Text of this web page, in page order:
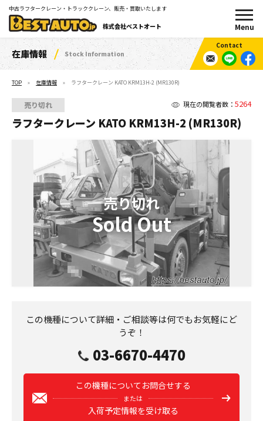
中古ラフタークレーン・トラッククレーン、販売・買取いたします
株式会社ベストオート
在庫情報 Stock Information
TOP 在庫情報 ラフタークレーン KATO KRM13H-2 (MR130R)
現在の閲覧者数： 5264
売り切れ
ラフタークレーン KATO KRM13H-2 (MR130R)
この機種について詳細・ご相談等は何でもお気軽にど
うぞ！
03-6670-4470
この機種についてお問合せする
または
入荷予定情報を受け取る